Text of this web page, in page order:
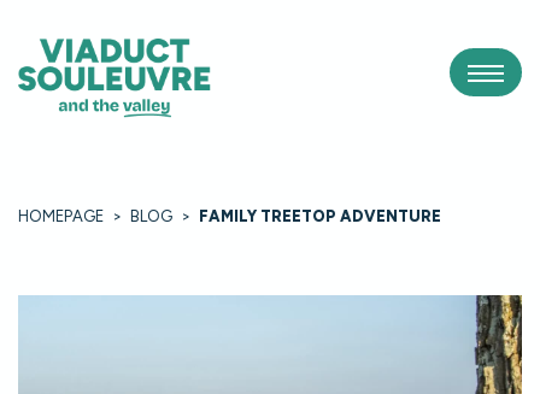
HOMEPAGE > BLOG > FAMILY TREETOP ADVENTURE